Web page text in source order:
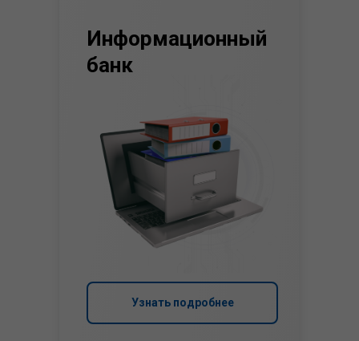
Узнать подробнее
Информационный
банк